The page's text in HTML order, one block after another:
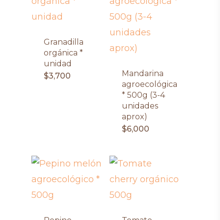
Granadilla
orgánica *
unidad
$3,700
Mandarina
agroecológica
* 500g (3-4
unidades
aprox)
$6,000